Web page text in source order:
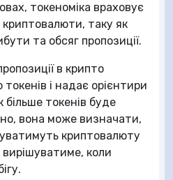
токеноміка враховує
криптовалюти, таку як
та обсяг пропозиції.
в крипто
і надає орієнтири
токенів буде
вона може визначати,
криптовалюту
вирішуватиме, коли